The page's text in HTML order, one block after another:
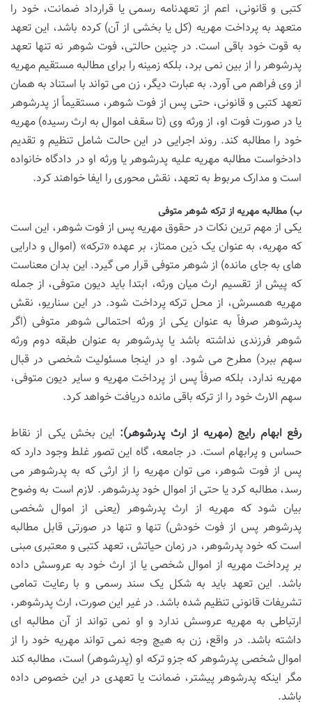
کتبی و قانونی، اعم از تعهدنامه رسمی یا قرارداد ضمانت، خود را
متعهد به پرداخت مهریه (کل یا بخشی از آن) کرده باشد، این تعهد
به قوت خود باقی است. در چنین حالتی، فوت شوهر نه تنها تعهد
پدرشوهر را از بین نمی برد، بلکه زمینه را برای مطالبه مستقیم مهریه
از وی فراهم می آورد. به عبارت دیگر، زن می تواند با استناد به همان
تعهد کتبی و قانونی، حتی پس از فوت شوهر، مستقیماً از پدرشوهر
یا در صورت فوت او، از ورثه وی (تا سقف اموال به ارث رسیده) مهریه
خود را مطالبه کند. روند اجرایی در این حالت شامل تنظیم و تقدیم
دادخواست مطالبه مهریه علیه پدرشوهر یا ورثه او در دادگاه خانواده
است و مدارک مربوط به تعهد، نقش محوری را ایفا خواهند کرد.
ب) مطالبه مهریه از ترکه شوهر متوفی
یکی از مهم ترین نکات در حقوق مهریه پس از فوت شوهر، این است
که مهریه، به عنوان یک دَین ممتاز، بر عهده «ترکه» (اموال و دارایی
های به جای مانده) از شوهر متوفی قرار می گیرد. این بدان معناست
که پیش از تقسیم ارث میان ورثه، ابتدا باید دیون متوفی، از جمله
مهریه همسرش، از محل ترکه پرداخت شود. در این سناریو، نقش
پدرشوهر صرفاً به عنوان یکی از ورثه احتمالی شوهر متوفی (اگر
شوهر فرزندی نداشته باشد یا پدرشوهر به عنوان طبقه دوم ورثه
سهم ببرد) مطرح می شود. او در اینجا مسئولیت شخصی در قبال
مهریه ندارد، بلکه صرفاً پس از پرداخت مهریه و سایر دیون متوفی،
سهم الارث خود را از ترکه باقی مانده دریافت خواهد کرد.
رفع ابهام رایج (مهریه از ارث پدرشوهر): این بخش یکی از نقاط
حساس و پرابهام است. در جامعه، گاه این تصور غلط وجود دارد که
پس از فوت شوهر، می توان مهریه را از ارثی که به پدرشوهر می
رسد، مطالبه کرد یا حتی از اموال خود پدرشوهر. لازم است به وضوح
بیان شود که مهریه از ارث پدرشوهر (یعنی از اموال شخصی
پدرشوهر پس از فوت خودش) تنها و تنها در صورتی قابل مطالبه
است که خود پدرشوهر، در زمان حیاتش، تعهد کتبی و معتبری مبنی
بر پرداخت مهریه از اموال شخصی یا از ارث خود به عروسش داده
باشد. این تعهد باید به شکل یک سند رسمی و با رعایت تمامی
تشریفات قانونی تنظیم شده باشد. در غیر این صورت، ارث پدرشوهر،
ارتباطی به مهریه عروسش ندارد و او نمی تواند از آن مطالبه ای
داشته باشد. در واقع، زن به هیچ وجه نمی تواند مهریه خود را از
اموال شخصی پدرشوهر که جزو ترکه او (پدرشوهر) است، مطالبه کند
مگر اینکه پدرشوهر پیشتر، ضمانت یا تعهدی در این خصوص داده
باشد.